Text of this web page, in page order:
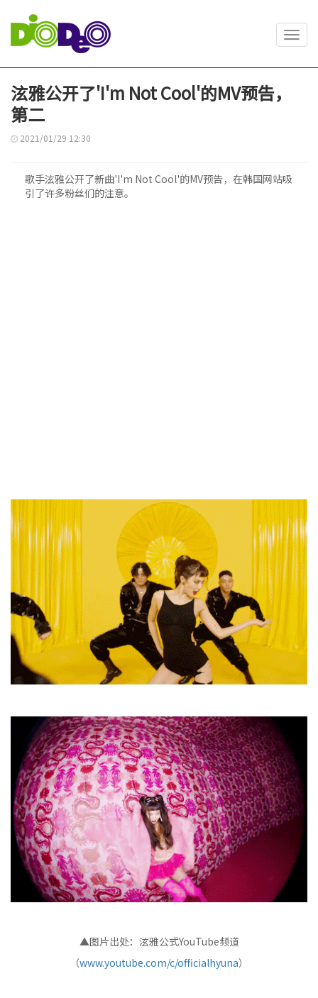
泫雅公开了'I'm Not Cool'的MV预告，
第二
2021/01/29 12:30
歌手泫雅公开了新曲'I'm Not Cool'的MV预告，在韩国网站吸
引了许多粉丝们的注意。
▲图片出处：泫雅公式YouTube频道
（www.youtube.com/c/officialhyuna）